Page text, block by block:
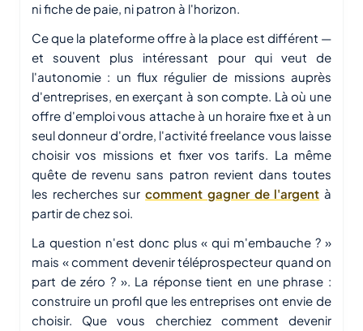
ni fiche de paie, ni patron à l'horizon.
Ce que la plateforme offre à la place est différent —
et souvent plus intéressant pour qui veut de
l'autonomie : un flux régulier de missions auprès
d'entreprises, en exerçant à son compte. Là où une
offre d'emploi vous attache à un horaire fixe et à un
seul donneur d'ordre, l'activité freelance vous laisse
choisir vos missions et fixer vos tarifs. La même
quête de revenu sans patron revient dans toutes
les recherches surcomment gagner de l'argent à
partir de chez soi.
La question n'est donc plus « qui m'embauche ? »
mais « comment devenir téléprospecteur quand on
part de zéro ? ». La réponse tient en une phrase :
construire un profil que les entreprises ont envie de
choisir. Que vous cherchiez comment devenir